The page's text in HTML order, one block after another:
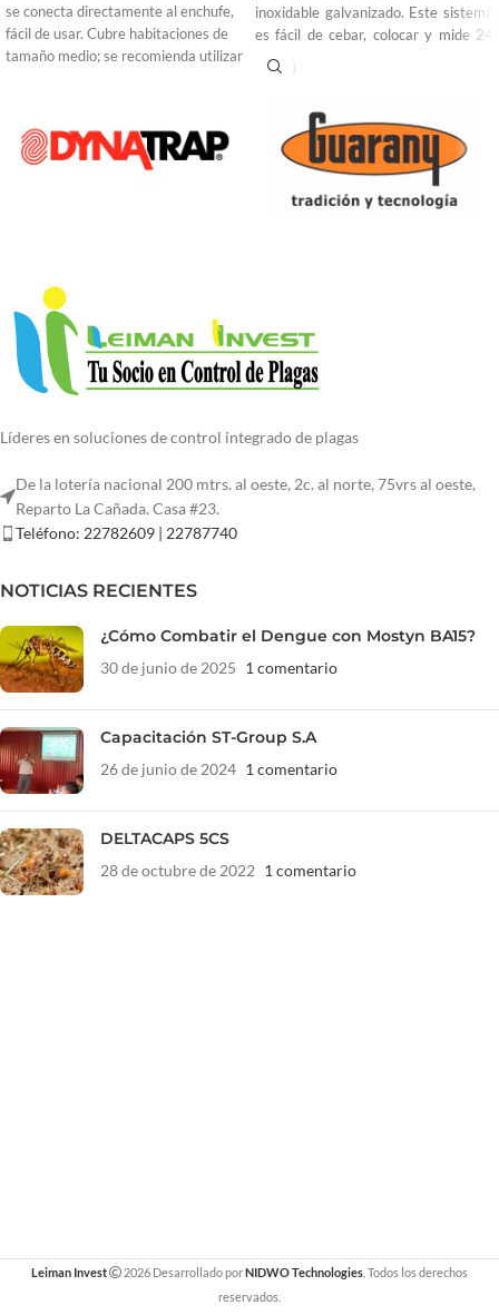
se conecta directamente al enchufe,
fácil de usar. Cubre habitaciones de
tamaño medio; se recomienda utilizar
penetrarán sólidas objetos o paredes.
Para uso en interiores.
inoxidable galvanizado. Este sistema
es fácil de cebar, colocar y mide 24
pulgadas x 12 pulgadas x 16
pulgadas.
Líderes en soluciones de control integrado de plagas
De la lotería nacional 200 mtrs. al oeste, 2c. al norte, 75vrs al oeste,
Reparto La Cañada. Casa #23.
Teléfono: 22782609 | 22787740
NOTICIAS RECIENTES
¿Cómo Combatir el Dengue con Mostyn BA15?
30 de junio de 2025 1 comentario
Capacitación ST-Group S.A
26 de junio de 2024 1 comentario
DELTACAPS 5CS
28 de octubre de 2022 1 comentario
Leiman Invest 2026 Desarrollado porNIDWO Technologies . Todos los derechos
reservados.